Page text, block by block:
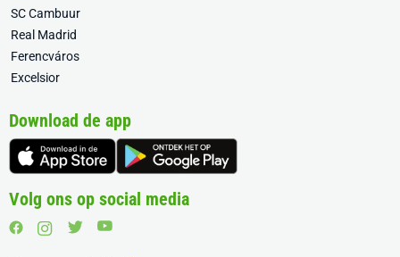
SC Cambuur
Real Madrid
Ferencváros
Excelsior
Download de app
Volg ons op social media